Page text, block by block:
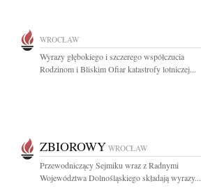
WROCŁAW
Wyrazy głębokiego i szczerego współczucia
Rodzinom i Bliskim Ofiar katastrofy lotniczej...
ZBIOROWY WROCŁAW
Przewodniczący Sejmiku wraz z Radnymi
Województwa Dolnośląskiego składają wyrazy...